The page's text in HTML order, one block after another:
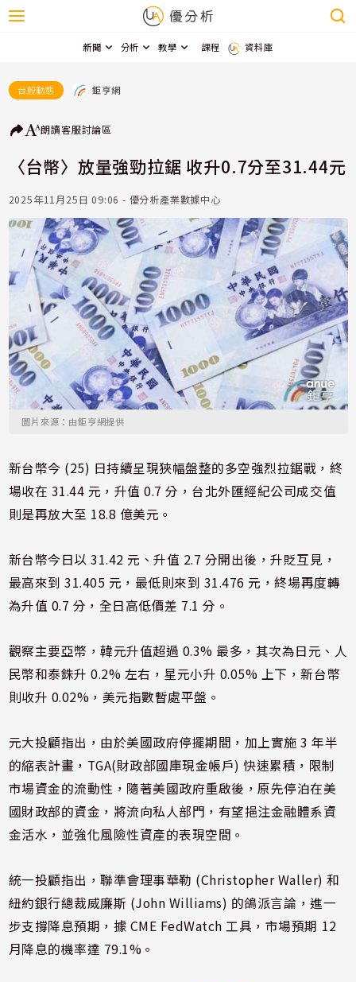
新聞 分析 教學 課程 資料庫
台股動態 鉅亨網
朗讀客服討論區
〈台幣〉放量強勁拉鋸 收升0.7分至31.44元
2025年11月25日 09:06 - 優分析產業數據中心
圖片來源：由鉅亨網提供
新台幣今 (25) 日持續呈現狹幅盤整的多空強烈拉鋸戰，終
場收在 31.44 元，升值 0.7 分，台北外匯經紀公司成交值
則是再放大至 18.8 億美元。
新台幣今日以 31.42 元、升值 2.7 分開出後，升貶互見，
最高來到 31.405 元，最低則來到 31.476 元，終場再度轉
為升值 0.7 分，全日高低價差 7.1 分。
觀察主要亞幣，韓元升值超過 0.3% 最多，其次為日元、人
民幣和泰銖升 0.2% 左右，星元小升 0.05% 上下，新台幣
則收升 0.02%，美元指數暫處平盤。
元大投顧指出，由於美國政府停擺期間，加上實施 3 年半
的縮表計畫，TGA(財政部國庫現金帳戶) 快速累積，限制
市場資金的流動性，隨著美國政府重啟後，原先停泊在美
國財政部的資金，將流向私人部門，有望挹注金融體系資
金活水，並強化風險性資產的表現空間。
統一投顧指出，聯準會理事華勒 (Christopher Waller) 和
紐約銀行總裁威廉斯 (John Williams) 的鴿派言論，進一
步支撐降息預期，據 CME FedWatch 工具，市場預期 12
月降息的機率達 79.1%。